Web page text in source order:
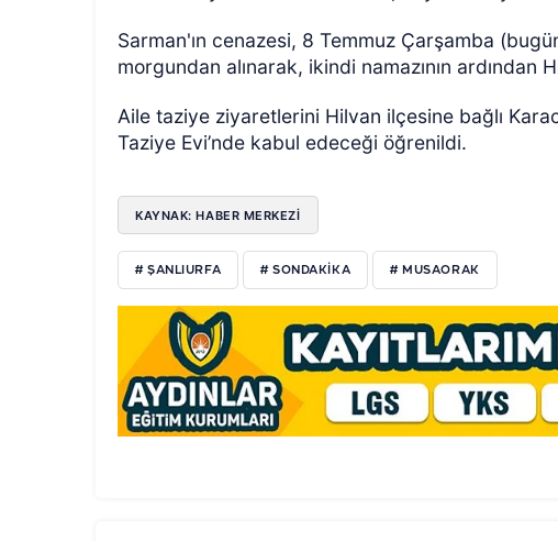
Sarman'ın cenazesi, 8 Temmuz Çarşamba
morgundan alınarak, ikindi namazının ardından
Aile taziye ziyaretlerini Hilvan ilçesine bağlı
Taziye Evi’nde kabul edeceği öğrenildi.
KAYNAK: HABER MERKEZİ
# ŞANLIURFA # SONDAKIKA # MUSAORAK